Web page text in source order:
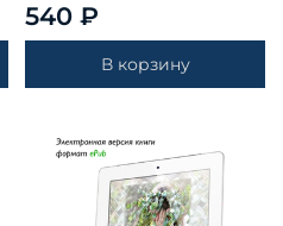
540 ₽
В корзину